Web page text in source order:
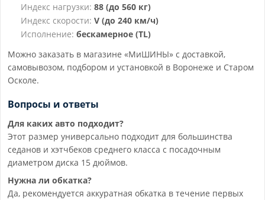
Индекс нагрузки: 88 (до 560 кг)
Индекс скорости: V (до 240 км/ч)
Исполнение: бескамерное (TL)
Можно заказать в магазине «МиШИНЫ» с доставкой,
самовывозом, подбором и установкой в Воронеже и Старом
Осколе.
Вопросы и ответы
Для каких авто подходит?
Этот размер универсально подходит для большинства
седанов и хэтчбеков среднего класса с посадочным
диаметром диска 15 дюймов.
Нужна ли обкатка?
Да, рекомендуется аккуратная обкатка в течение первых